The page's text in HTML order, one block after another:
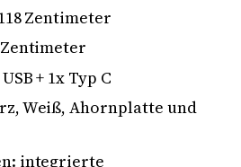
Zentimeter
Zentimeter
+ 1x Typ C
Weiß, Ahornplatte und
integrierte